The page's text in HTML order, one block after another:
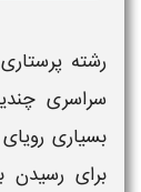
رشتهپرستاری
سراسری
بسیاری رویای
برای رسیدن